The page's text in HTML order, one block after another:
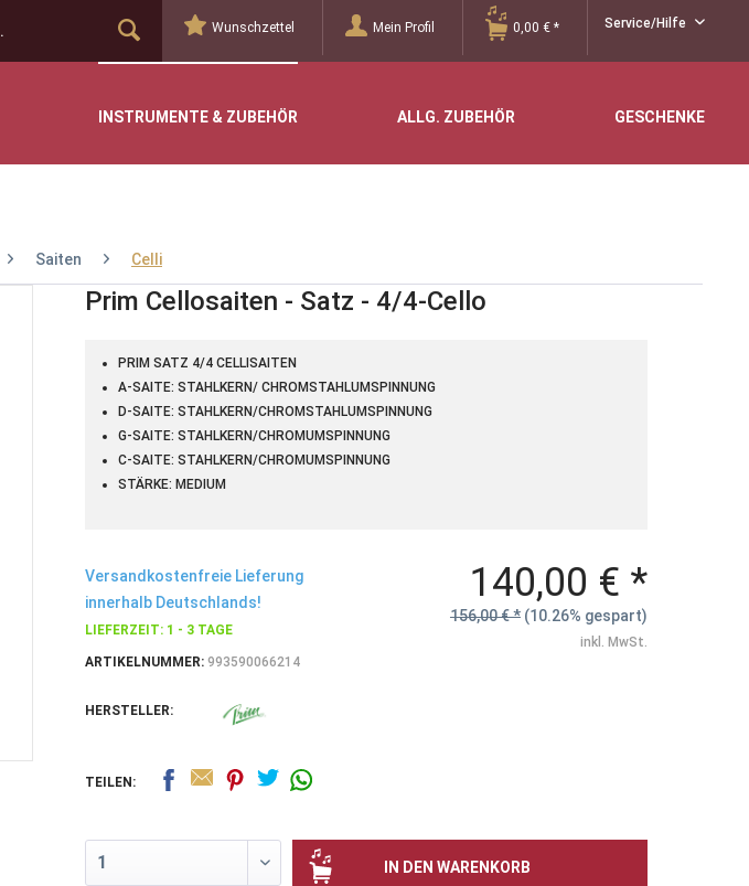
Service/Hilfe
Wunschzettel Mein Profil 0,00 € *
INSTRUMENTE & ZUBEHÖR ALLG. ZUBEHÖR GESCHENKE
Saiten Celli
Prim Cellosaiten - Satz - 4/4-Cello
PRIM SATZ 4/4 CELLISAITEN
A-SAITE: STAHLKERN/ CHROMSTAHLUMSPINNUNG
D-SAITE: STAHLKERN/CHROMSTAHLUMSPINNUNG
G-SAITE: STAHLKERN/CHROMUMSPINNUNG
C-SAITE: STAHLKERN/CHROMUMSPINNUNG
STÄRKE: MEDIUM
Versandkostenfreie Lieferung
innerhalb Deutschlands!
LIEFERZEIT: 1 - 3 TAGE
ARTIKELNUMMER: 993590066214
HERSTELLER:
140,00 € *
156,00 € * (10.26% gespart)
inkl. MwSt.
TEILEN:
IN DEN WARENKORB